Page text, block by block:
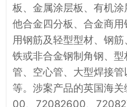
板、金属涂层板、有机
他合金四分板、合金商
用钢筋及轻型型材、钢筋
铁或非合金钢制角钢、
管、空心管、大型焊接
等。涉案产品的英国海
00、72082600、